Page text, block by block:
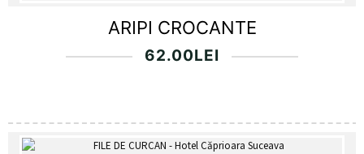
ARIPI CROCANTE
62.00LEI